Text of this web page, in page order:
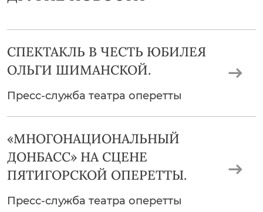
СПЕКТАКЛЬ В ЧЕСТЬ ЮБИЛЕЯ
ОЛЬГИ ШИМАНСКОЙ.
Пресс-служба театра оперетты
«МНОГОНАЦИОНАЛЬНЫЙ
ДОНБАСС» НА СЦЕНЕ
ПЯТИГОРСКОЙ ОПЕРЕТТЫ.
Пресс-служба театра оперетты